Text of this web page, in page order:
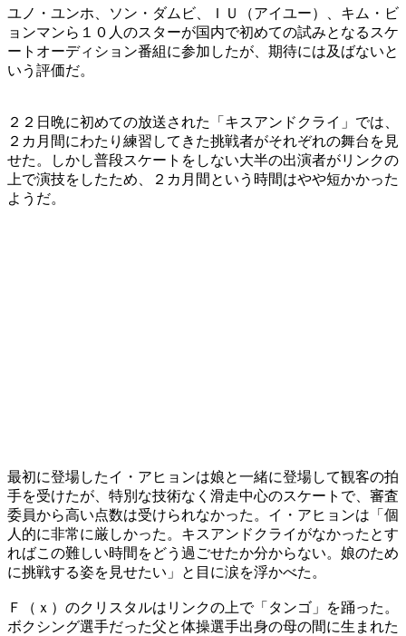
ユノ・ユンホ、ソン・ダムビ、ＩＵ（アイユー）、キム・ビ
ョンマンら１０人のスターが国内で初めての試みとなるスケ
ートオーディション番組に参加したが、期待には及ばないと
いう評価だ。
２２日晩に初めての放送された「キスアンドクライ」では、
２カ月間にわたり練習してきた挑戦者がそれぞれの舞台を見
せた。しかし普段スケートをしない大半の出演者がリンクの
上で演技をしたため、２カ月間という時間はやや短かかった
ようだ。
最初に登場したイ・アヒョンは娘と一緒に登場して観客の拍
手を受けたが、特別な技術なく滑走中心のスケートで、審査
委員から高い点数は受けられなかった。イ・アヒョンは「個
人的に非常に厳しかった。キスアンドクライがなかったとす
ればこの難しい時間をどう過ごせたか分からない。娘のため
に挑戦する姿を見せたい」と目に涙を浮かべた。
Ｆ（ｘ）のクリスタルはリンクの上で「タンゴ」を踊った。
ボクシング選手だった父と体操選手出身の母の間に生まれた